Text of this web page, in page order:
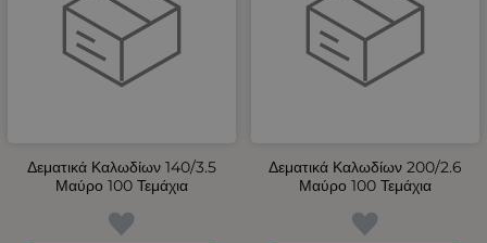
Δεματικά Καλωδίων 140/3.5
Μαύρο 100 Τεμάχια
Δεματικά Καλωδίων 200/2.6
Μαύρο 100 Τεμάχια